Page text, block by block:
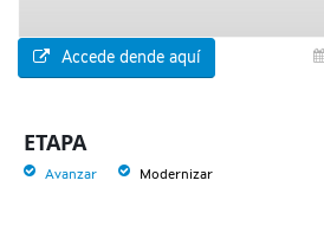
Accede dende aquí
ETAPA
Avanzar Modernizar